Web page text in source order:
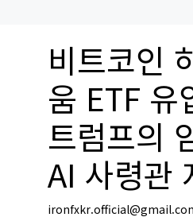
비트코인
움 ETF 유
트럼프의
AI 사령관